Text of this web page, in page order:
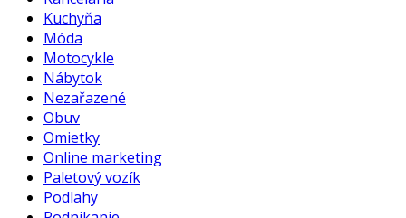
Kuchyňa
Móda
Motocykle
Nábytok
Nezařazené
Obuv
Omietky
Online marketing
Paletový vozík
Podlahy